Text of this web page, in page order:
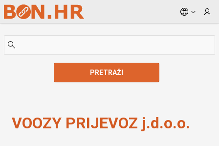
Skip to Main Content
PRETRAŽI
VOOZY PRIJEVOZ j.d.o.o.